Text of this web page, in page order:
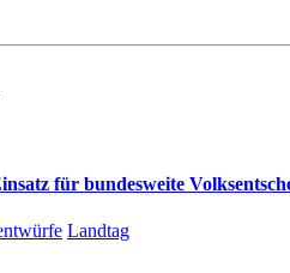
für bundesweite
Landtag